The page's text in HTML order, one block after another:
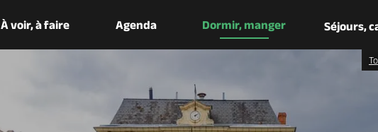
À voir, à faire Agenda Dormir, manger Séjours,